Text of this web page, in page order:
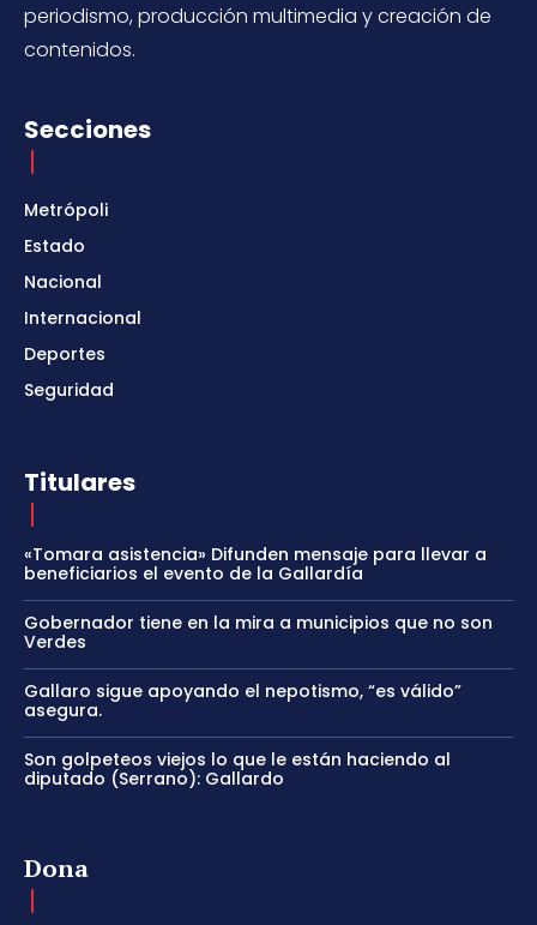
periodismo, producción multimedia y creación de
contenidos.
Secciones
Metrópoli
Estado
Nacional
Internacional
Deportes
Seguridad
Titulares
«Tomara asistencia» Difunden mensaje para llevar a
beneficiarios el evento de la Gallardía
Gobernador tiene en la mira a municipios que no son
Verdes
Gallaro sigue apoyando el nepotismo, “es válido”
asegura.
Son golpeteos viejos lo que le están haciendo al
diputado (Serrano): Gallardo
Dona